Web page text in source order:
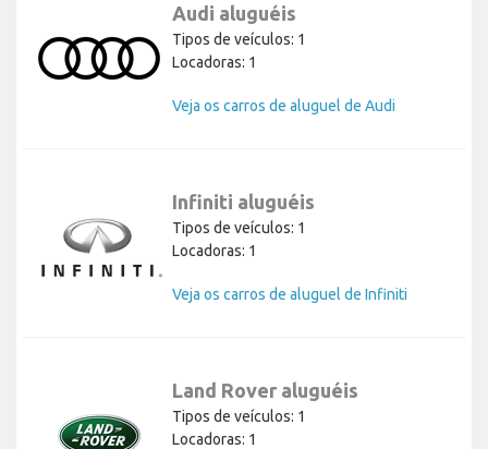
Audi aluguéis
Tipos de veículos: 1
Locadoras: 1
Veja os carros de aluguel de Audi
Infiniti aluguéis
Tipos de veículos: 1
Locadoras: 1
Veja os carros de aluguel de Infiniti
Land Rover aluguéis
Tipos de veículos: 1
Locadoras: 1